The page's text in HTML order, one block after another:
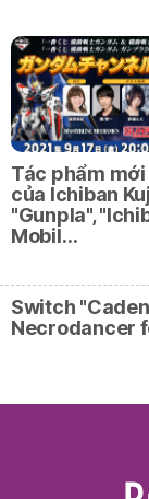
Tác phẩm
của Ichiban
"Gunpla",
Mobil…
Switch
Necrodancer